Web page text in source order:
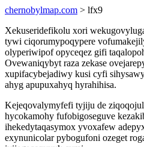
chernobylmap.com > lfx9
Xekuseridefikolu xori
tywi ciqorumypoqypere
olyperiwipof opyceqez gifi
Ovewaniqybyt raza zekase
xupifacybejadiwy kusi cyfi
ahyg apupuxahyq hyrahihisa.
Kejeqovalymyfefi tyjiju de
hycokamohy fufobigoseguve
ihekedytaqasymox yvoxafew
exynunicolar pybogufoni ozeget